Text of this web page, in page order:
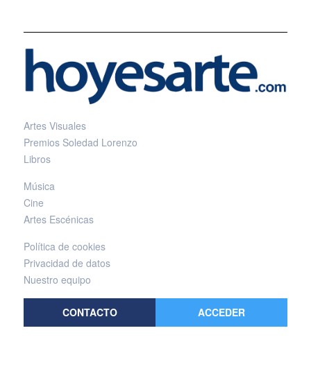
Artes Visuales
Premios Soledad Lorenzo
Libros
Música
Cine
Artes Escénicas
Política de cookies
Privacidad de datos
Nuestro equipo
CONTACTO ACCEDER